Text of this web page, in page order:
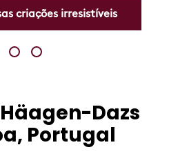
Dazs
Portugal